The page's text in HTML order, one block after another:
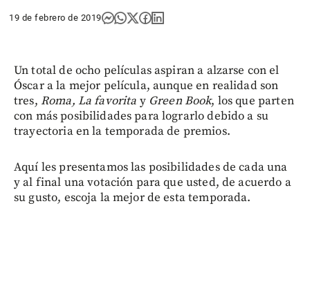
19 de febrero de 2019
Un total de ocho películas aspiran a alzarse con el
Óscar a la mejor película, aunque en realidad son
tres, Roma, La favorita yGreen Book, los que parten
con más posibilidades para lograrlo debido a su
trayectoria en la temporada de premios.
Aquí les presentamos las posibilidades de cada una
y al final una votación para que usted, de acuerdo a
su gusto, escoja la mejor de esta temporada.